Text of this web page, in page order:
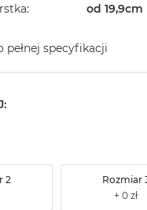
od
pełnej specyfikacji
2 Rozmiar